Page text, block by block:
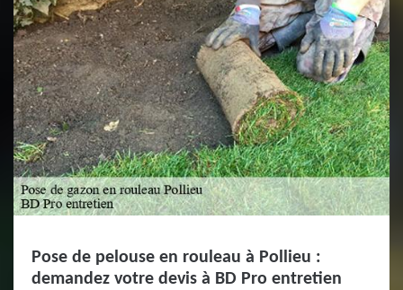
Pose de pelouse en rouleau à Pollieu :
demandez votre devis à BD Pro entretien